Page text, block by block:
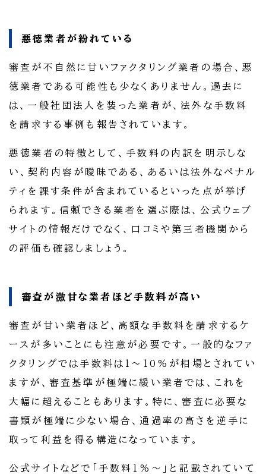
悪徳業者が紛れている
審査が不自然に甘いファクタリング業者の場合、悪
徳業者である可能性も少なくありません。過去に
は、一般社団法人を装った業者が、法外な手数料
を請求する事例も報告されています。
悪徳業者の特徴として、手数料の内訳を明示しな
い、契約内容が曖昧である、あるいは法外なペナル
ティを課す条件が含まれているといった点が挙げ
られます。信頼できる業者を選ぶ際は、公式ウェブ
サイトの情報だけでなく、口コミや第三者機関から
の評価も確認しましょう。
審査が激甘な業者ほど手数料が高い
審査が甘い業者ほど、高額な手数料を請求するケ
ースが多いことにも注意が必要です。一般的なファ
クタリングでは手数料は1〜10%が相場とされてい
ますが、審査基準が極端に緩い業者では、これを
大幅に超えることもあります。特に、審査に必要な
書類が極端に少ない場合、通過率の高さを逆手に
取って利益を得る構造になっています。
公式サイトなどで「手数料1%〜」と記載されていて